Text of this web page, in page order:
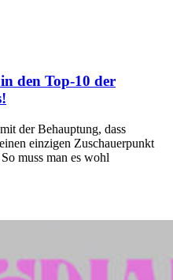
den Top-10 der
der Behauptung, dass
einzigen Zuschauerpunkt
muss man es wohl